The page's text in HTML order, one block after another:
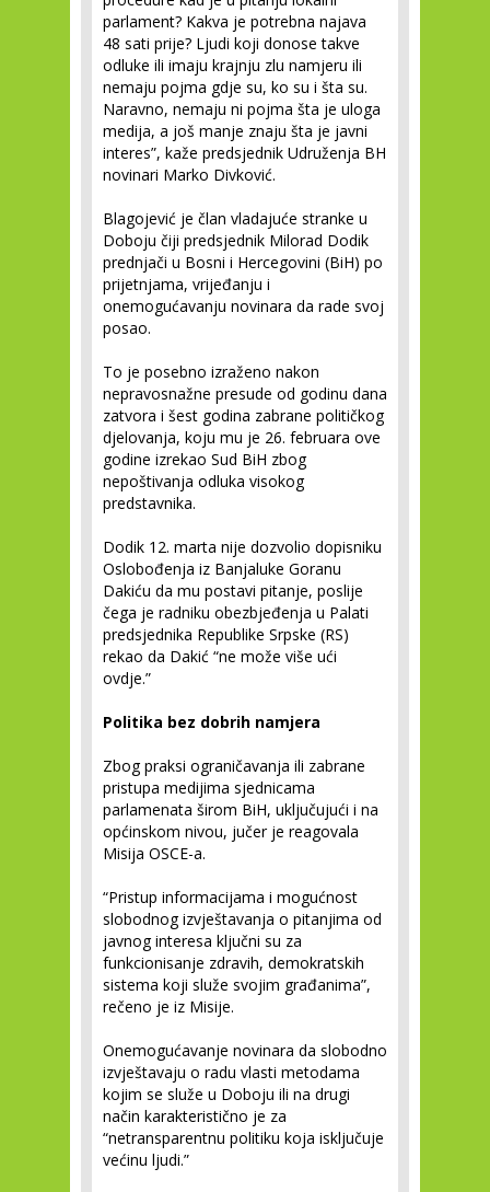
parlament? Kakva je potrebna najava
48 sati prije? Ljudi koji donose takve
odluke ili imaju krajnju zlu namjeru ili
nemaju pojma gdje su, ko su i šta su.
Naravno, nemaju ni pojma šta je uloga
medija, a još manje znaju šta je javni
interes”, kaže predsjednik Udruženja BH
novinari Marko Divković.
Blagojević je član vladajuće stranke u
Doboju čiji predsjednik Milorad Dodik
prednjači u Bosni i Hercegovini (BiH) po
prijetnjama, vrijeđanju i
onemogućavanju novinara da rade svoj
posao.
To je posebno izraženo nakon
nepravosnažne presude od godinu dana
zatvora i šest godina zabrane političkog
djelovanja, koju mu je 26. februara ove
godine izrekao Sud BiH zbog
nepoštivanja odluka visokog
predstavnika.
Dodik 12. marta nije dozvolio dopisniku
Oslobođenja iz Banjaluke Goranu
Dakiću da mu postavi pitanje, poslije
čega je radniku obezbjeđenja u Palati
predsjednika Republike Srpske (RS)
rekao da Dakić “ne može više ući
ovdje.”
Politika bez dobrih namjera
Zbog praksi ograničavanja ili zabrane
pristupa medijima sjednicama
parlamenata širom BiH, uključujući i na
općinskom nivou, jučer je reagovala
Misija OSCE-a.
“Pristup informacijama i mogućnost
slobodnog izvještavanja o pitanjima od
javnog interesa ključni su za
funkcionisanje zdravih, demokratskih
sistema koji služe svojim građanima”,
rečeno je iz Misije.
Onemogućavanje novinara da slobodno
izvještavaju o radu vlasti metodama
kojim se služe u Doboju ili na drugi
način karakteristično je za
“netransparentnu politiku koja isključuje
većinu ljudi.”